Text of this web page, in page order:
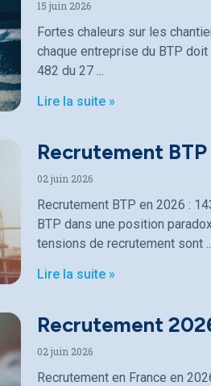
15 juin 2026
Fortes chaleurs sur les
chaque entreprise du BTP
482 du 27
Lire la suite »
Recrutement
02 juin 2026
Recrutement BTP en 2026 :
BTP dans une position
tensions de recrutement sont
Lire la suite »
Recrutement
02 juin 2026
Recrutement en France en